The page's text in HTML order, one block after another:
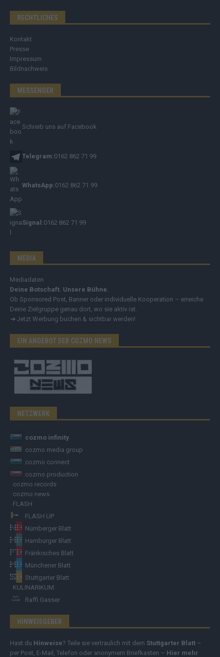
RECHTLICHES
Kontakt
Presse
Impressum
Bildnachweis
MESSENGER
Schreib uns auf Facebook
Telegram:0162 862 71 99
WhatsApp:0162 862 71 99
Signal:0162 862 71 99
MEDIA
Mediadaten
Deine Botschaft. Unsere Bühne.
Ob Sponsored Post, Banner oder individuelle Kooperation – erreiche
Deine Zielgruppe genau dort, wo sie aktiv ist.
➔ Jetzt Werbung buchen & sichtbar werden!
EIN ANGEBOT DER COZMO NEWS
NETZWERK
cozmo infinity
cozmo media group
cozmo connect
cozmo production
cozmo records
cozmo news
FLASH
FLASH UP
Nürnberger Blatt
Hamburger Blatt
Fränkisches Blatt
Münchener Blatt
Stuttgarter Blatt
KULINARIKUM.
Raffi Gasser
HINWEISGEBER
Hast du Hinweise? Teile sie vertraulich mit dem Stuttgarter Blatt –
per Post, E-Mail, Telefon oder anonymem Briefkasten – Hier mehr